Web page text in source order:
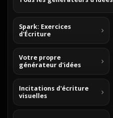
Spark: Exercices
d'Écriture
Votre propre
générateur d'idées
Incitations d'écriture
visuelles